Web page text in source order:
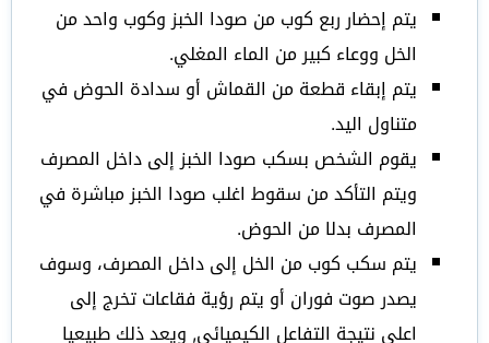
يتم إحضار ربع كوب من صودا الخبز وكوب واحد من
الخل ووعاء كبير من الماء المغلي.
يتم إبقاء قطعة من القماش أو سدادة الحوض في
متناول اليد.
يقوم الشخص بسكب صودا الخبز إلى داخل المصرف
ويتم التأكد من سقوط اغلب صودا الخبز مباشرة في
المصرف بدلا من الحوض.
يتم سكب كوب من الخل إلى داخل المصرف، وسوف
يصدر صوت فوران أو يتم رؤية فقاعات تخرج إلى
اعلي نتيجة التفاعل الكيميائي, ويعد ذلك طبيعيا